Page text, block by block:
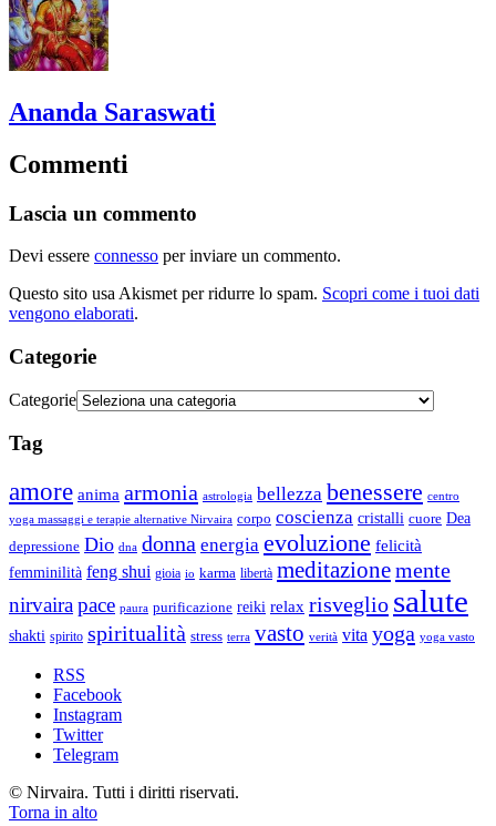
Ananda Saraswati
Commenti
Lascia un commento
Devi essere connesso per inviare un commento.
Questo sito usa Akismet per ridurre lo spam. Scopri come i tuoi dati
vengono elaborati.
Categorie
Categorie
Tag
amore anima armonia astrologia bellezza benessere centro
yoga massaggi e terapie alternative Nirvaira corpo coscienza cristalli cuore Dea
depressione Dio dna donna energia evoluzione felicità
femminilità feng shui gioia io karma libertà meditazionemente
nirvairapace paura purificazione reiki relax risveglio salute
shakti spirito spiritualità stress terra vasto verità vita yoga yoga vasto
RSS
Facebook
Instagram
Twitter
Telegram
© Nirvaira. Tutti i diritti riservati.
Torna in alto